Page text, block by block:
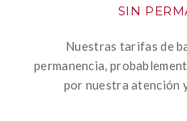
SIN
Nuestras tarifas de
permanencia,
por nuestra atención